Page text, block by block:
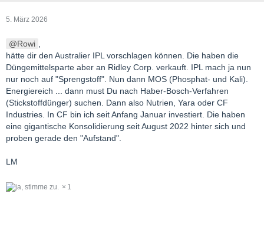
5. März 2026
Rowi
hätte dir den Australier IPL vorschlagen können. Die haben die
Düngemittelsparte aber an Ridley Corp. verkauft. IPL mach ja nun
nur noch auf "Sprengstoff". Nun dann MOS (Phosphat- und Kali).
Energiereich ... dann must Du nach Haber-Bosch-Verfahren
(Stickstoffdünger) suchen. Dann also Nutrien, Yara oder CF
Industries. In CF bin ich seit Anfang Januar investiert. Die haben
eine gigantische Konsolidierung seit August 2022 hinter sich und
proben gerade den "Aufstand".
LM
1